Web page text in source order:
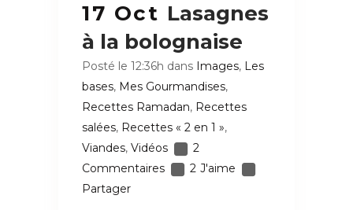
17 Oct Lasagnes
à la bolognaise
Posté le 12:36h dans Images, Les
bases, Mes Gourmandises,
Recettes Ramadan, Recettes
salées, Recettes « 2 en 1 »,
Viandes, Vidéos
2
Commentaires
2 J'aime
Partager